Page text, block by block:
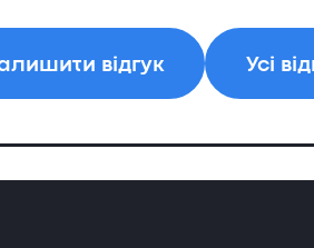
відгук Усі